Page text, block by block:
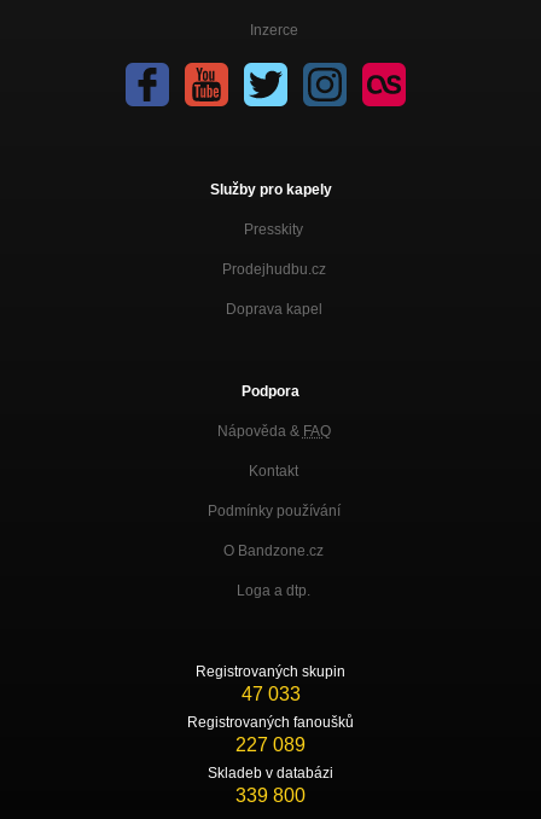
Inzerce
Služby pro kapely
Presskity
Prodejhudbu.cz
Doprava kapel
Podpora
Nápověda & FAQ
Kontakt
Podmínky používání
O Bandzone.cz
Loga a dtp.
Registrovaných skupin
47 033
Registrovaných fanoušků
227 089
Skladeb v databázi
339 800